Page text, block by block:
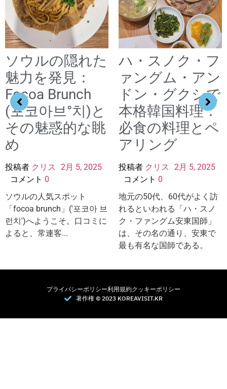
ソウルの隠れた
魅力を発見：
Focoa Brunch
(포코아브°치)と
その魅惑的な眺
め
投稿者 クリス
2月 5, 2025
コメント 0
ソウルの人気スポット
「focoa brunch」('포코아 브
런치')へようこそ。口コミに
よると、常連客...
ハ・スノク・フ
ァングム・アン
ドン・グクシで
本格韓国料理：
必食の料理とペ
アリング
投稿者 クリス
2月 5, 2025
コメント 0
地元の50代、60代がよく訪
れるといわれる「ハ・スノ
ク・ファングム安東国師」
は、その名の通り、安東で
最も有名な国師である。
プライバシーポリシー利用規約クッキーポリシー
著作権 © 2023 KOREAVISIT.KR